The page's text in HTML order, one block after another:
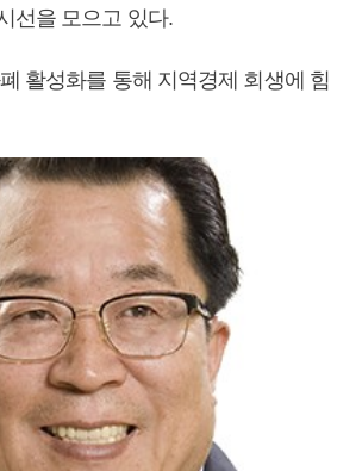
선을 모으고 있다.
활성화를 통해 지역경제 회생에 힘